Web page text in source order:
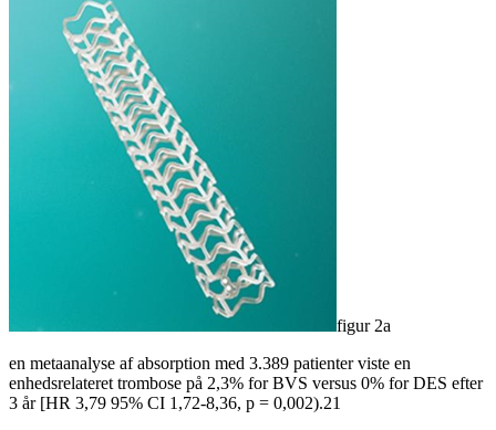
figur 2a
en metaanalyse af absorption med 3.389 patienter viste en
enhedsrelateret trombose på 2,3% for BVS versus 0% for DES efter
3 år [HR 3,79 95% CI 1,72-8,36, p = 0,002).21